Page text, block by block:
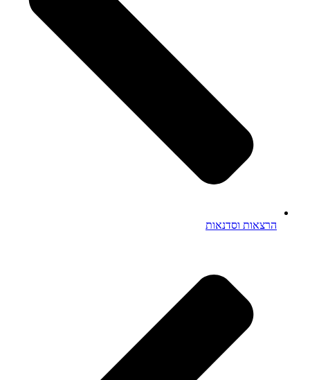
הרצאות וסדנאות